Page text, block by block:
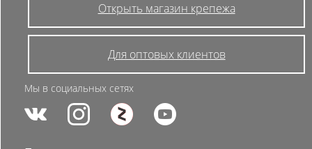
Открыть магазин крепежа
Для оптовых клиентов
Мы в социальных сетях